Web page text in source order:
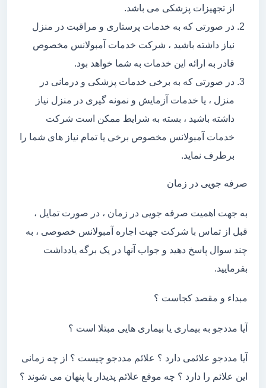
از تجهیزات پزشکی می باشد.
در صورتی که به خدمات پرستاری و مراقبت در منزل
نیاز داشته باشید ، شرکت خدمات آمبولانس مخصوص
قادر به ارائه این خدمات به شما خواهد بود.
در صورتی که به برخی خدمات پزشکی و درمانی در
منزل ، یا خدمات آزمایش و نمونه گیری در منزل نیاز
داشته باشید ، بسته به شرایط ممکن است شرکت
خدمات آمبولانس مخصوص برخی یا تمام نیاز های شما را
برطرف نماید.
صرفه جویی در زمان
به جهت اهمیت صرفه جویی در زمان ، در صورت تمایل ،
قبل از تماس با شرکت جهت اجاره آمبولانس خصوصی ، به
چند سوال پاسخ دهید و جواب آنها در یک برگه یادداشت
بفرمایید.
مبداء و مقصد کجاست ؟
آیا مددجو به بیماری یا بیماری هایی مبتلا است ؟
آیا مددجو علائمی دارد ؟ علائم مددجو چیست ؟ از چه زمانی
این علائم را دارد ؟ چه موقع علائم پدیدار یا پنهان می شوند ؟